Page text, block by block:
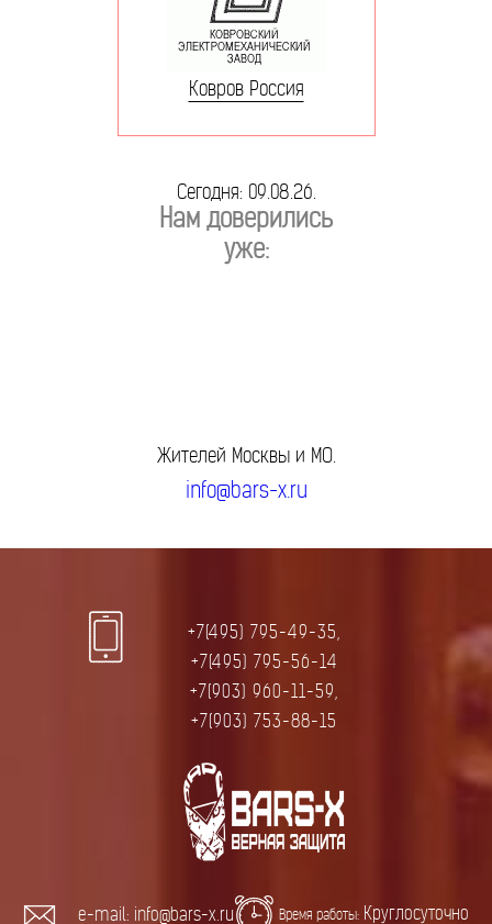
Ковров Россия
Сегодня: 09.08.26.
Нам доверились
уже:
Жителей Москвы и МО.
info@bars-x.ru
e-mail: info@bars-x.ru Время работы: Круглосуточно
+7(495) 795-49-35,
+7(495) 795-56-14
+7(903) 960-11-59,
+7(903) 753-88-15